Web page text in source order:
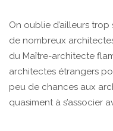
On oublie d’ailleurs
de nombreux
du Maître-architecte
architectes étrangers
peu de chances aux
quasiment à s’associer